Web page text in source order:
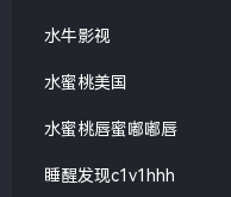
水牛影视
水蜜桃美国
水蜜桃唇蜜嘟嘟唇
睡醒发现c1v1hhh